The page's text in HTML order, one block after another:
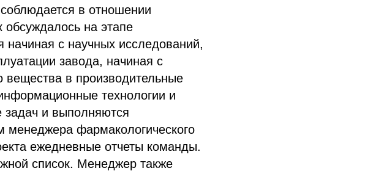
в отношении
на этапе
начиная с научных исследований,
завода, начиная с
вещества в производительные
технологии и
задач и выполняются
фармакологического
ежедневные отчеты команды.
список. Менеджер также